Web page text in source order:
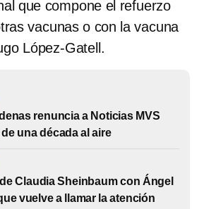
que compone el refuerzo
vacunas o con la vacuna
López-Gatell.
renuncia a Noticias MVS
una década al aire
Claudia Sheinbaum con Ángel
vuelve a llamar la atención